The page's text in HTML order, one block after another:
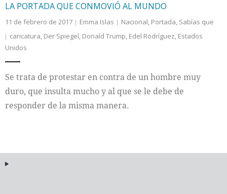
LA PORTADA QUE CONMOVIÓ AL MUNDO
11 de febrero de 2017 Emma Islas Nacional, Portada, Sabías que
caricatura, Der Spiegel, Donald Trump, Edel Rodríguez, Estados
Unidos
Se trata de protestar en contra de un hombre muy
duro, que insulta mucho y al que se le debe de
responder de la misma manera.